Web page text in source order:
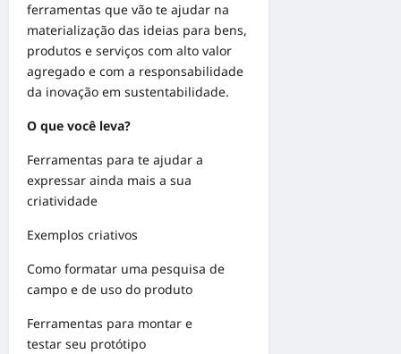
ferramentas que vão te ajudar na
materialização das ideias para bens,
produtos e serviços com alto valor
agregado e com a responsabilidade
da inovação em sustentabilidade.
O que você leva?
Ferramentas para te ajudar a
expressar ainda mais a sua
criatividade
Exemplos criativos
Como formatar uma pesquisa de
campo e de uso do produto
Ferramentas para montar e
testar seu protótipo